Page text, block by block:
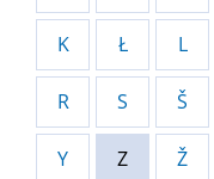
K Ł L
R S Š
Y Z Ž